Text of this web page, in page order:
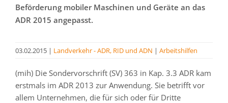
Beförderung mobiler Maschinen und Geräte an das
ADR 2015 angepasst.
03.02.2015 | Landverkehr - ADR, RID und ADN | Arbeitshilfen
(mih) Die Sondervorschrift (SV) 363 in Kap. 3.3 ADR kam
erstmals im ADR 2013 zur Anwendung. Sie betrifft vor
allem Unternehmen, die für sich oder für Dritte